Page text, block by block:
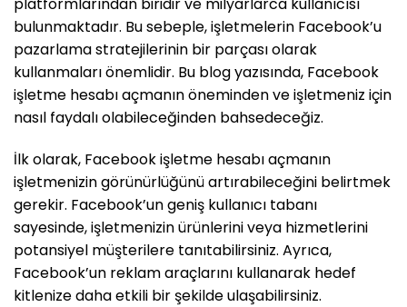
bulunmaktadır. Bu sebeple, işletmelerin Facebook’u
pazarlama stratejilerinin bir parçası olarak
kullanmaları önemlidir. Bu blog yazısında, Facebook
işletme hesabı açmanın öneminden ve işletmeniz için
nasıl faydalı olabileceğinden bahsedeceğiz.
İlk olarak, Facebook işletme hesabı açmanın
işletmenizin görünürlüğünü artırabileceğini belirtmek
gerekir. Facebook’un geniş kullanıcı tabanı
sayesinde, işletmenizin ürünlerini veya hizmetlerini
potansiyel müşterilere tanıtabilirsiniz. Ayrıca,
Facebook’un reklam araçlarını kullanarak hedef
kitlenize daha etkili bir şekilde ulaşabilirsiniz.